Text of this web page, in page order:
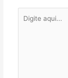
aqui...